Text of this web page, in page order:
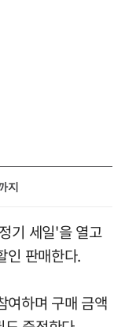
지
기 세일'을 열고
판매한다.
여하며 구매 금액